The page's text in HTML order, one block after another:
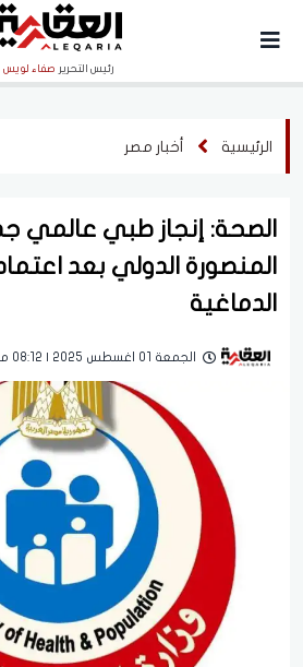
رئيس التحرير صفاء لويس
الرئيسية أخبار مصر
الصحة: إنجاز طبي
المنصورة الدولي بعد
الدماغية
الجمعة 01 اغسطس 2025 | 08:12 مساءً